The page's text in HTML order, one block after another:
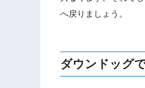
へ戻りましょう。
ダウンドッグ